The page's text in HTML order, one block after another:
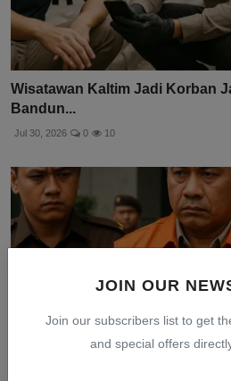
JOIN OUR
Join our subscribers list to get
and special offers
Wisatawan Kaltim Jadi Korban
Bandun...
Jul 30, 2026 0 10